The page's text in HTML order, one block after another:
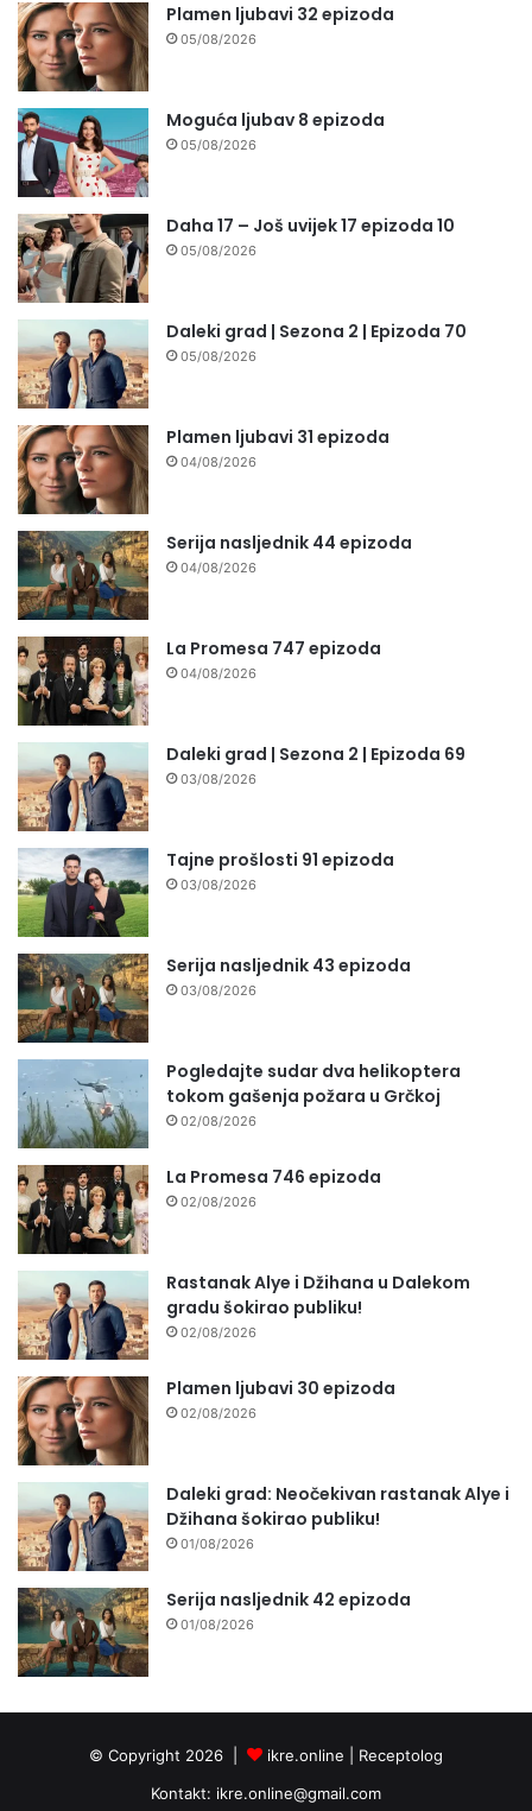
Plamen ljubavi 32 epizoda
05/08/2026
Moguća ljubav 8 epizoda
05/08/2026
Daha 17 – Još uvijek 17 epizoda 10
05/08/2026
Daleki grad | Sezona 2 | Epizoda 70
05/08/2026
Plamen ljubavi 31 epizoda
04/08/2026
Serija nasljednik 44 epizoda
04/08/2026
La Promesa 747 epizoda
04/08/2026
Daleki grad | Sezona 2 | Epizoda 69
03/08/2026
Tajne prošlosti 91 epizoda
03/08/2026
Serija nasljednik 43 epizoda
03/08/2026
Pogledajte sudar dva helikoptera
tokom gašenja požara u Grčkoj
02/08/2026
La Promesa 746 epizoda
02/08/2026
Rastanak Alye i Džihana u Dalekom
gradu šokirao publiku!
02/08/2026
Plamen ljubavi 30 epizoda
02/08/2026
Daleki grad: Neočekivan rastanak Alye i
Džihana šokirao publiku!
01/08/2026
Serija nasljednik 42 epizoda
01/08/2026
© Copyright 2026 | ikre.online | Receptolog
Kontakt: ikre.online@gmail.com